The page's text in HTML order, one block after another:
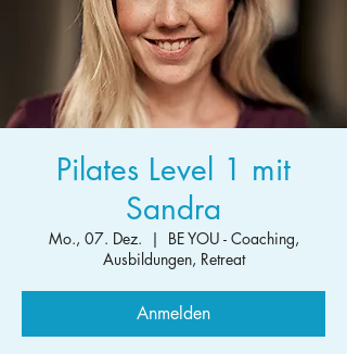
Pilates Level 1 mit
Sandra
Mo., 07. Dez.
  |
BE YOU - Coaching,
Ausbildungen, Retreat
Anmelden